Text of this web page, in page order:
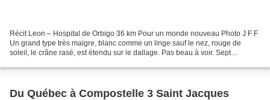
Récit Leon – Hospital de Orbigo 36 km Pour un monde nouveau Photo J F F
Un grand type très maigre, blanc comme un linge sauf le nez, rouge de
soleil, le crâne rasé, est étendu sur le dallage. Pas beau à voir. Sept
Du Québec à Compostelle 3 Saint Jacques